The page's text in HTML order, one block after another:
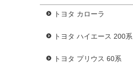
トヨタ カローラ
トヨタ ハイエース 200系
トヨタ プリウス 60系